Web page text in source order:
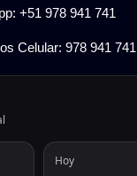
+51 978 941 741
Celular: 978 941 741
Hoy